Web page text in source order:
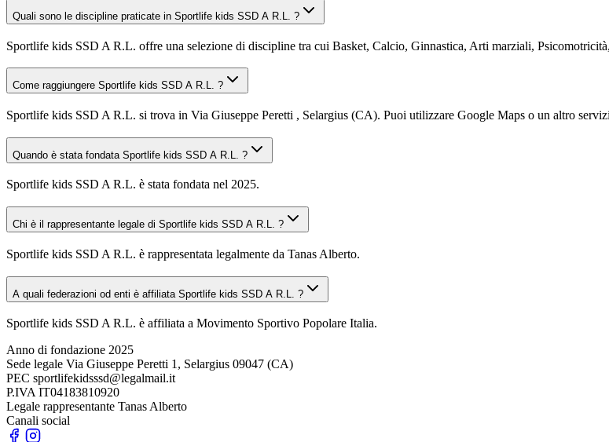
Quali sono le discipline praticate in Sportlife kids SSD A R.L. ?
Sportlife kids SSD A R.L. offre una selezione di discipline tra cui Basket, Calcio, Ginnastica, Arti marziali,
Come raggiungere Sportlife kids SSD A R.L. ?
Sportlife kids SSD A R.L. si trova in Via Giuseppe Peretti , Selargius (CA). Puoi utilizzare Google Maps o un altro
Quando è stata fondata Sportlife kids SSD A R.L. ?
Sportlife kids SSD A R.L. è stata fondata nel 2025.
Chi è il rappresentante legale di Sportlife kids SSD A R.L. ?
Sportlife kids SSD A R.L. è rappresentata legalmente da Tanas Alberto.
A quali federazioni od enti è affiliata Sportlife kids SSD A R.L. ?
Sportlife kids SSD A R.L. è affiliata a Movimento Sportivo Popolare Italia.
Anno di fondazione 2025
Sede legale Via Giuseppe Peretti 1, Selargius 09047 (CA)
PEC sportlifekidsssd@legalmail.it
P.IVA IT04183810920
Legale rappresentante Tanas Alberto
Canali social